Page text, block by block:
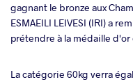
gagnant le bronze aux
ESMAEILI LEIVESI (IRI) a
prétendre à la médaille d'or
La catégorie 60kg verra